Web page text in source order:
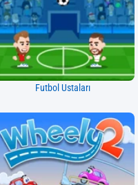
Futbol Ustaları